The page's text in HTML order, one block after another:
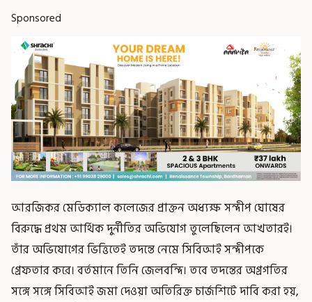
Sponsored
আরজিকর মেডিক্যাল কলেজের প্রাক্তন অধ্যক্ষ সন্দীপ ঘোষের
বিরুদ্ধে প্রথম আর্থিক দুর্নীতির অভিযোগ তুলেছিলেন আখতারই।
তাঁর অভিযোগের ভিত্তিতেই তদন্তে নেমে সিবিআই সন্দীপকে
গ্রেফতার করে। বর্তমানে তিনি জেলবন্দি। তবে তদন্তের অগ্রগতির
সঙ্গে সঙ্গে সিবিআই জমা দেওয়া অতিরিক্ত চার্জশিটে দাবি করা হয়,